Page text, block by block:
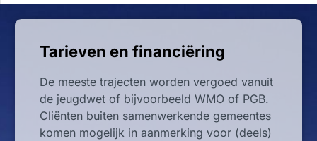
Tarieven en financiëring
De meeste trajecten worden vergoed vanuit
de jeugdwet of bijvoorbeeld WMO of PGB.
Cliënten buiten samenwerkende gemeentes
komen mogelijk in aanmerking voor (deels)